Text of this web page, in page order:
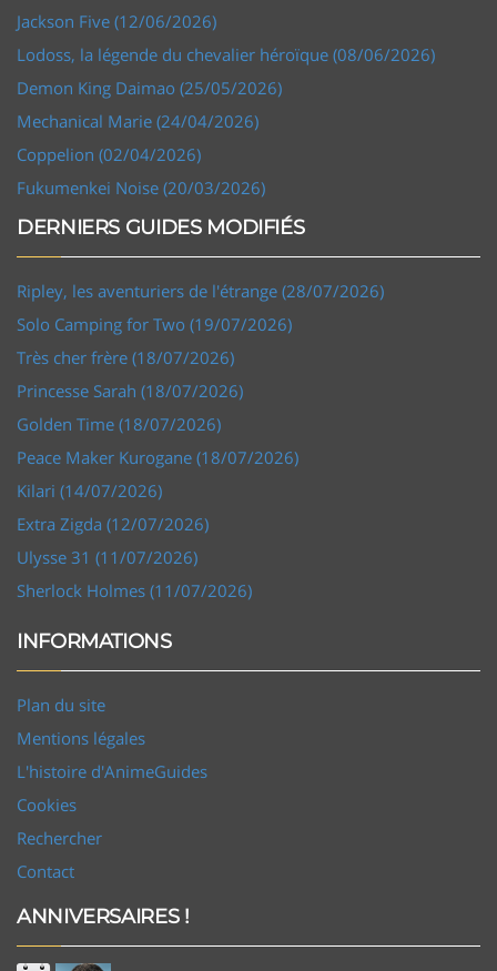
Jackson Five (12/06/2026)
Lodoss, la légende du chevalier héroïque (08/06/2026)
Demon King Daimao (25/05/2026)
Mechanical Marie (24/04/2026)
Coppelion (02/04/2026)
Fukumenkei Noise (20/03/2026)
DERNIERS GUIDES MODIFIÉS
Ripley, les aventuriers de l'étrange (28/07/2026)
Solo Camping for Two (19/07/2026)
Très cher frère (18/07/2026)
Princesse Sarah (18/07/2026)
Golden Time (18/07/2026)
Peace Maker Kurogane (18/07/2026)
Kilari (14/07/2026)
Extra Zigda (12/07/2026)
Ulysse 31 (11/07/2026)
Sherlock Holmes (11/07/2026)
INFORMATIONS
Plan du site
Mentions légales
L'histoire d'AnimeGuides
Cookies
Rechercher
Contact
ANNIVERSAIRES !